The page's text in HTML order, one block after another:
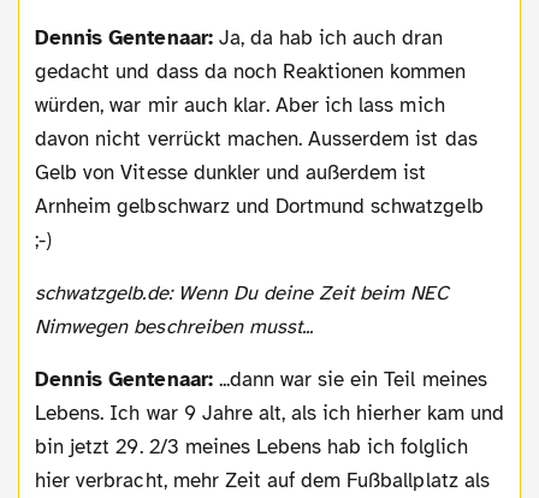
Dennis Gentenaar: Ja, da hab ich auch dran
gedacht und dass da noch Reaktionen kommen
würden, war mir auch klar. Aber ich lass mich
davon nicht verrückt machen. Ausserdem ist das
Gelb von Vitesse dunkler und außerdem ist
Arnheim gelbschwarz und Dortmund schwatzgelb
;-)
schwatzgelb.de: Wenn Du deine Zeit beim NEC
Nimwegen beschreiben musst...
Dennis Gentenaar: ...dann war sie ein Teil meines
Lebens. Ich war 9 Jahre alt, als ich hierher kam und
bin jetzt 29. 2/3 meines Lebens hab ich folglich
hier verbracht, mehr Zeit auf dem Fußballplatz als